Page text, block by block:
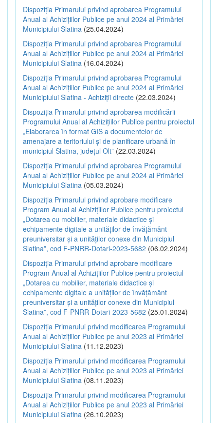
Dispoziția Primarului privind aprobarea Programului
Anual al Achizițiilor Publice pe anul 2024 al Primăriei
Municipiului Slatina (25.04.2024)
Dispoziția Primarului privind aprobarea Programului
Anual al Achizițiilor Publice pe anul 2024 al Primăriei
Municipiului Slatina (16.04.2024)
Dispoziția Primarului privind aprobarea Programului
Anual al Achizițiilor Publice pe anul 2024 al Primăriei
Municipiului Slatina - Achiziții directe (22.03.2024)
Dispoziția Primarului privind aprobarea modificării
Programului Anual al Achizițiilor Publice pentru proiectul
„Elaborarea în format GIS a documentelor de
amenajare a teritoriului și de planificare urbană în
municipiul Slatina, județul Olt” (22.03.2024)
Dispoziția Primarului privind aprobarea Programului
Anual al Achizițiilor Publice pe anul 2024 al Primăriei
Municipiului Slatina (05.03.2024)
Dispoziția Primarului privind aprobare modificare
Program Anual al Achizițiilor Publice pentru proiectul
„Dotarea cu mobilier, materiale didactice și
echipamente digitale a unităților de învățământ
preuniversitar și a unităților conexe din Municipiul
Slatina”, cod F-PNRR-Dotari-2023-5682 (06.02.2024)
Dispoziția Primarului privind aprobare modificare
Program Anual al Achizițiilor Publice pentru proiectul
„Dotarea cu mobilier, materiale didactice și
echipamente digitale a unităților de învățământ
preuniversitar și a unităților conexe din Municipiul
Slatina”, cod F-PNRR-Dotari-2023-5682 (25.01.2024)
Dispoziția Primarului privind modificarea Programului
Anual al Achizițiilor Publice pe anul 2023 al Primăriei
Municipiului Slatina (11.12.2023)
Dispoziția Primarului privind modificarea Programului
Anual al Achizițiilor Publice pe anul 2023 al Primăriei
Municipiului Slatina (08.11.2023)
Dispoziția Primarului privind modificarea Programului
Anual al Achizițiilor Publice pe anul 2023 al Primăriei
Municipiului Slatina (26.10.2023)